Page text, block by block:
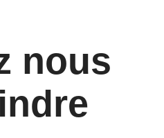
nous